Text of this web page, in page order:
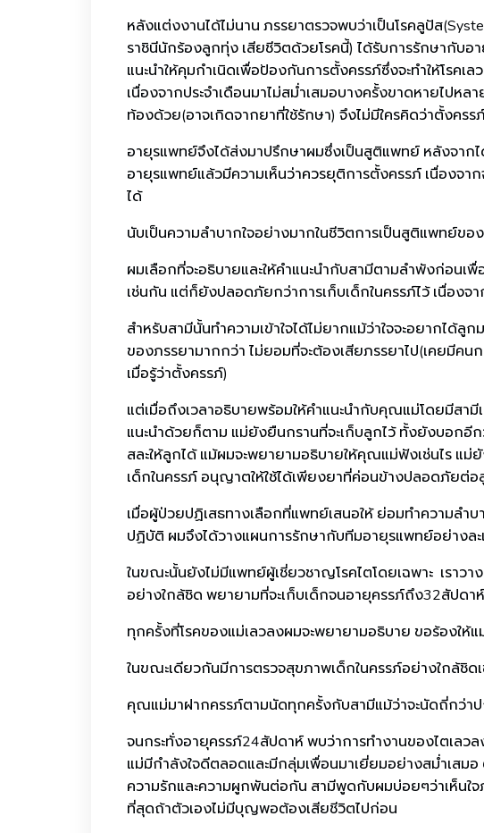
หลังแต่งงานได้ไม่นาน ภรรยาตรวจพบว่าเป็นโรคลูปัส
ราชินีนักร้องลูกทุ่ง เสียชีวิตด้วยโรคนี้) ได้รับการรักษากับ
แนะนำให้คุมกำเนิดเพื่อป้องกันการตั้งครรภ์ซึ่งจะทำให้โร
เนื่องจากประจำเดือนมาไม่สม่ำเสมอบางครั้งขาดหายไปห
ท้องด้วย(อาจเกิดจากยาที่ใช้รักษา) จึงไม่มีใครคิดว่าตั้งค
อายุรแพทย์จึงได้ส่งมาปรึกษาผมซึ่งเป็นสูติแพทย์ หลังจาก
อายุรแพทย์แล้วมีความเห็นว่าควรยุติการตั้งครรภ์ เนื่องจา
ได้
นับเป็นความลำบากใจอย่างมากในชีวิตการเป็นสูติแพทย์ข
ผมเลือกที่จะอธิบายและให้คำแนะนำกับสามีตามลำพังก่อนเ
เช่นกัน แต่ก็ยังปลอดภัยกว่าการเก็บเด็กในครรภ์ไว้ เนื่องจา
สำหรับสามีนั้นทำความเข้าใจได้ไม่ยากแม้ว่าใจจะอยาก
ของภรรยามากกว่า ไม่ยอมที่จะต้องเสียภรรยาไป(เคยมีค
เมื่อรู้ว่าตั้งครรภ์)
แต่เมื่อถึงเวลาอธิบายพร้อมให้คำแนะนำกับคุณแม่โดยมีสา
แนะนำด้วยก็ตาม แม่ยังยืนกรานที่จะเก็บลูกไว้ ทั้งยังบอกอี
สละให้ลูกได้ แม้ผมจะพยายามอธิบายให้คุณแม่ฟังเช่นไร แม่
เด็กในครรภ์ อนุญาตให้ใช้ได้เพียงยาที่ค่อนข้างปลอดภัยต่อ
เมื่อผู้ป่วยปฏิเสธทางเลือกที่แพทย์เสนอให้ ย่อมทำความล
ปฏิบัติ ผมจึงได้วางแผนการรักษากับทีมอายุรแพทย์อย่างล
ในขณะนั้นยังไม่มีแพทย์ผู้เชี่ยวชาญโรคไตโดยเฉพาะ เราว
อย่างใกล้ชิด พยายามที่จะเก็บเด็กจนอายุครรภ์ถึง32สัปดา
ทุกครั้งที่โรคของแม่เลวลงผมจะพยายามอธิบาย ขอร้องใ
ในขณะเดียวกันมีการตรวจสุขภาพเด็กในครรภ์อย่างใกล้ชิ
คุณแม่มาฝากครรภ์ตามนัดทุกครั้งกับสามีแม้ว่าจะนัดถี่กว่า
จนกระทั่งอายุครรภ์24สัปดาห์ พบว่าการทำงานของไตเลวล
แม่มีกำลังใจดีตลอดและมีกลุ่มเพื่อนมาเยี่ยมอย่างสม่ำเสม
ความรักและความผูกพันต่อกัน สามีพูดกับผมบ่อยๆว่าเห็นใ
ที่สุดถ้าตัวเองไม่มีบุญพอต้องเสียชีวิตไปก่อน